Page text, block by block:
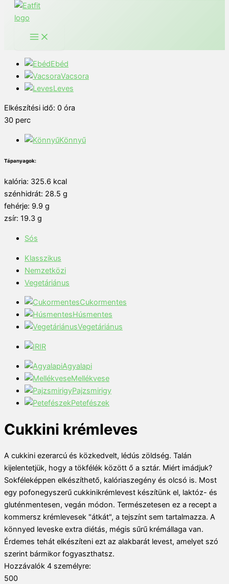
Ebéd
Vacsora
Leves
Elkészítési idő: 0 óra
30 perc
Könnyű
Tápanyagok:
kalória: 325.6 kcal
szénhidrát: 28.5 g
fehérje: 9.9 g
zsír: 19.3 g
Sós
Klasszikus
Nemzetközi
Vegetáriánus
Cukormentes
Húsmentes
Vegetáriánus
IR
Agyalapi
Mellékvese
Pajzsmirigy
Petefészek
Cukkini krémleves
A cukkini ezerarcú és közkedvelt, lédús zöldség. Talán
kijelentetjük, hogy a tökfélék között ő a sztár. Miért imádjuk?
Sokféleképpen elkészíthető, kalóriaszegény és olcsó is. Most
egy pofonegyszerű cukkinikrémlevest készítünk el, laktóz- és
gluténmentesen, vegán módon. Természetesen ez a recept a
kommersz krémlevesek "átkát", a tejszínt sem tartalmazza. A
könnyed leveske extra diétás, mégis sűrű krémállaga van.
Érdemes tehát elkészíteni ezt az alakbarát levest, amelyet szó
szerint bármikor fogyaszthatsz.
Hozzávalók 4 személyre:
500